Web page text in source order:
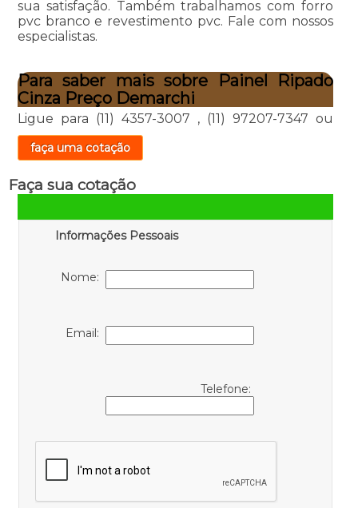
sua satisfação. Também trabalhamos com forro
pvc branco e revestimento pvc. Fale com nossos
especialistas.
Para saber mais sobre Painel Ripado
Cinza Preço Demarchi
Ligue para (11) 4357-3007 , (11) 97207-7347 ou
faça uma cotação
Faça sua cotação
Informações Pessoais
Nome:
Email:
Telefone: